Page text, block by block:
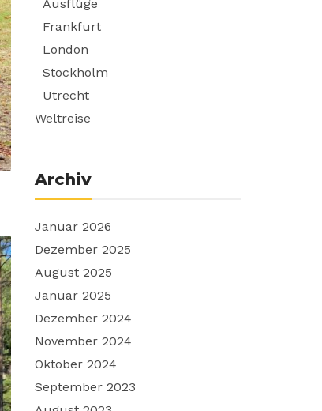
Ausflüge
Frankfurt
London
Stockholm
Utrecht
Weltreise
Archiv
Januar 2026
Dezember 2025
August 2025
Januar 2025
Dezember 2024
November 2024
Oktober 2024
September 2023